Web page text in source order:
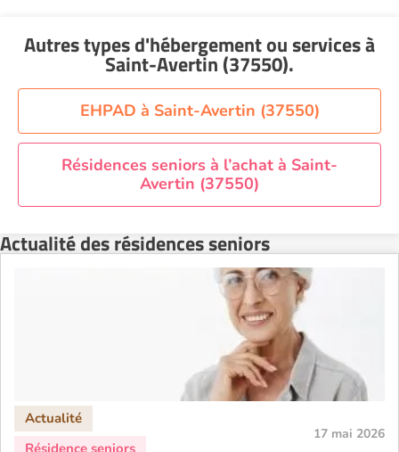
Residence service senior Montélimar
Residence service senior Nîmes
Residence service senior Orléans
Residence service senior Perpignan
Residence service senior Rennes
Residence service senior Toulouse
Autres types d'hébergement ou servicesà
Saint-Avertin (37550).
EHPAD à Saint-Avertin (37550)
Résidences seniors à l’achat à Saint-
Avertin (37550)
Actualité des résidences seniors
17 mai 2026